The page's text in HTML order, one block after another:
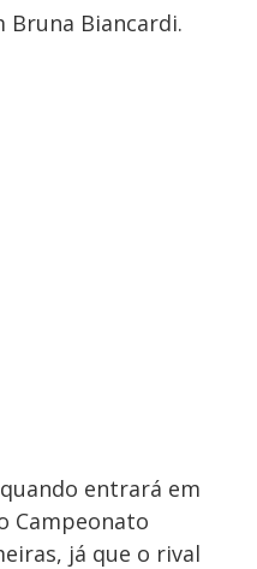
Bruna Biancardi.
entrará em
Campeonato
já que o rival